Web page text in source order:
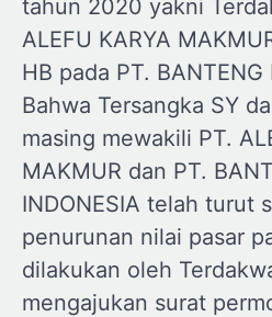
tahun 2020 yakni
ALEFU KARYA
HB pada PT. BANTENG
Bahwa Tersangka SY
masing mewakili PT.
MAKMUR dan PT.
INDONESIA telah turut
penurunan nilai pasar
dilakukan oleh
mengajukan surat